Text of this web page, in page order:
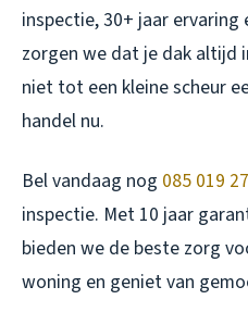
inspectie, 30+ jaar ervaring
zorgen we dat je dak altijd
niet tot een kleine scheur
handel nu.
Bel vandaag nog 085 019
inspectie. Met 10 jaar
bieden we de beste zorg
woning en geniet van